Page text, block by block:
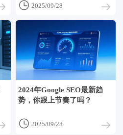
 2025/09/28
2024年Google SEO最新趋
势，你跟上节奏了吗？
 2025/09/28